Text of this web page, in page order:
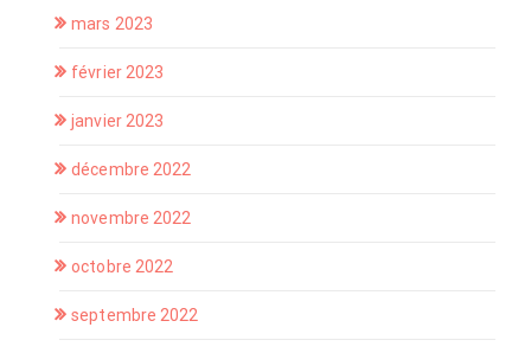
mars 2023
février 2023
janvier 2023
décembre 2022
novembre 2022
octobre 2022
septembre 2022